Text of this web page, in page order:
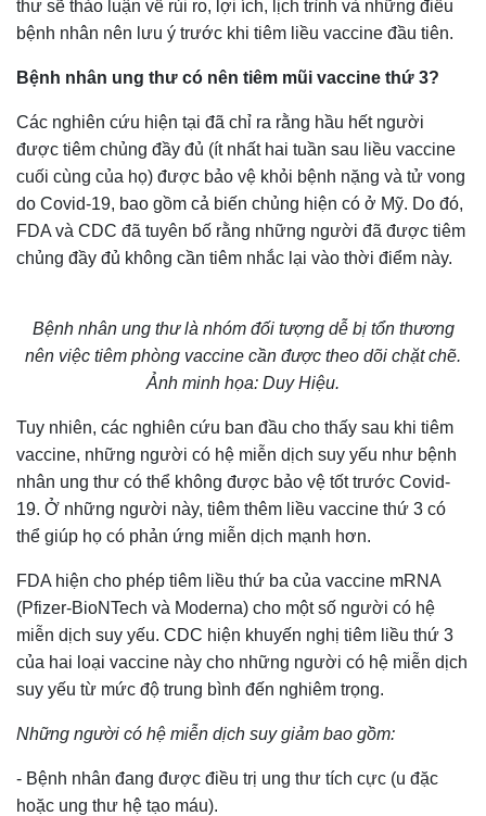
thư sẽ thảo luận về rủi ro, lợi ích, lịch trình và những điều
bệnh nhân nên lưu ý trước khi tiêm liều vaccine đầu tiên.
Bệnh nhân ung thư có nên tiêm mũi vaccine thứ 3?
Các nghiên cứu hiện tại đã chỉ ra rằng hầu hết người
được tiêm chủng đầy đủ (ít nhất hai tuần sau liều vaccine
cuối cùng của họ) được bảo vệ khỏi bệnh nặng và tử vong
do Covid-19, bao gồm cả biến chủng hiện có ở Mỹ. Do đó,
FDA và CDC đã tuyên bố rằng những người đã được tiêm
chủng đầy đủ không cần tiêm nhắc lại vào thời điểm này.
Bệnh nhân ung thư là nhóm đối tượng dễ bị tổn thương
nên việc tiêm phòng vaccine cần được theo dõi chặt chẽ.
Ảnh minh họa: Duy Hiệu.
Tuy nhiên, các nghiên cứu ban đầu cho thấy sau khi tiêm
vaccine, những người có hệ miễn dịch suy yếu như bệnh
nhân ung thư có thể không được bảo vệ tốt trước Covid-
19. Ở những người này, tiêm thêm liều vaccine thứ 3 có
thể giúp họ có phản ứng miễn dịch mạnh hơn.
FDA hiện cho phép tiêm liều thứ ba của vaccine mRNA
(Pfizer-BioNTech và Moderna) cho một số người có hệ
miễn dịch suy yếu. CDC hiện khuyến nghị tiêm liều thứ 3
của hai loại vaccine này cho những người có hệ miễn dịch
suy yếu từ mức độ trung bình đến nghiêm trọng.
Những người có hệ miễn dịch suy giảm bao gồm:
- Bệnh nhân đang được điều trị ung thư tích cực (u đặc
hoặc ung thư hệ tạo máu).